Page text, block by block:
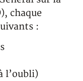
chaque
:
l’oubli)